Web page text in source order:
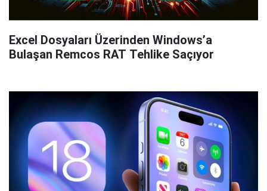
Excel Dosyaları Üzerinden Windows’a
Bulaşan Remcos RAT Tehlike Saçıyor